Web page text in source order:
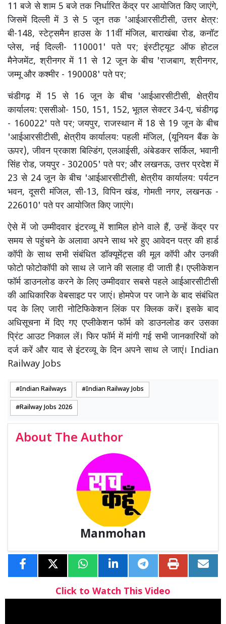
11 बजे से शाम 5 बजे तक निर्धारित केंद्र पर आयोजित किए जाएंगे,
जिसमें दिल्ली में 3 से 5 जून तक 'आईआरसीटीसी, उत्तर क्षेत्र:
बी-148, स्टेट्समैन हाउस के 11वीं मंजिल, बाराखंबा रोड, कनॉट
प्लेस, नई दिल्ली- 110001' पते पर; इंस्टीट्यूट ऑफ होटल
मैनेजमेंट, श्रीनगर में 11 से 12 जून के बीच 'राजबाग, श्रीनगर,
जम्मू और कश्मीर - 190008' पते पर;
चंडीगढ़ में 15 से 16 जून के बीच 'आईआरसीटीसी, क्षेत्रीय
कार्यालय: एससीओ- 150, 151, 152, भूतल सेक्टर 34-ए, चंडीगढ़
- 160022' पते पर; जयपुर, राजस्थान में 18 से 19 जून के बीच
'आईआरसीटीसी, क्षेत्रीय कार्यालय: पहली मंजिल, (यूनियन बैंक के
ऊपर), जीवन प्रकाश बिल्डिंग, एलआईसी, अंबेडकर सर्किल, भवानी
सिंह रोड, जयपुर - 302005' पते पर; और लखनऊ, उत्तर प्रदेश में
23 से 24 जून के बीच 'आईआरसीटीसी, क्षेत्रीय कार्यालय: पर्यटन
भवन, दूसरी मंजिल, सी-13, विपिन खंड, गोमती नगर, लखनऊ -
226010' पते पर आयोजित किए जाएंगे।
ऐसे में जो उम्मीदवार इंटरव्यू में शामिल होने वाले हैं, उन्हें केंद्र पर
समय से पहुंचने के अलावा अपने साथ भरे हुए आवेदन पत्र की हार्ड
कॉपी के साथ सभी संबंधित डॉक्यूमेंट्स की मूल कॉपी और उनकी
फोटो फोटोकॉपी को साथ ले जाने की सलाह दी जाती है। एप्लीकेशन
फॉर्म डाउनलोड करने के लिए उम्मीदवार सबसे पहले आईआरसीटीसी
की आधिकारिक वेबसाइट पर जाएं। होमपेज पर जाने के बाद संबंधित
पद के लिए जारी नोटिफिकेशन लिंक पर क्लिक करें। इसके बाद
अधिसूचना में दिए गए एप्लीकेशन फॉर्म को डाउनलोड कर उसका
प्रिंट आउट निकाल लें। फिर फॉर्म में मांगी गई सभी जानकारियों को
दर्ज करें और याद से इंटरव्यू के दिन अपने साथ ले जाएं। Indian
Railway Jobs
Indian Railways Indian Railway Jobs
Railway Jobs 2026
About The Author
Manmohan
Click to Watch This Video